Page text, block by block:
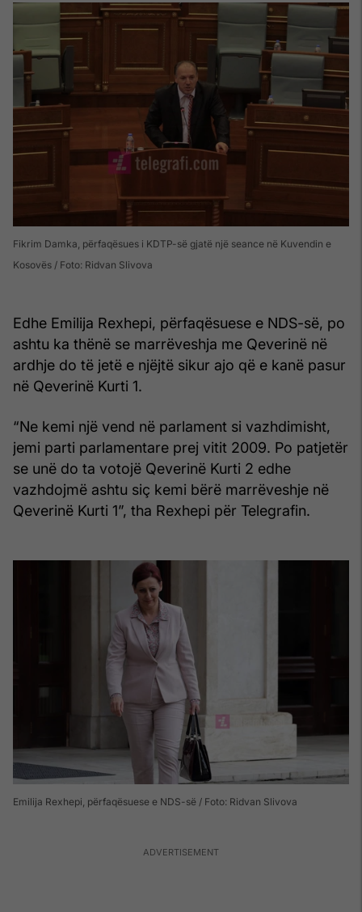
Fikrim Damka, përfaqësues i KDTP-së gjatë një seance në Kuvendin e
Kosovës / Foto: Ridvan Slivova
Edhe Emilija Rexhepi, përfaqësuese e NDS-së, po
ashtu ka thënë se marrëveshja me Qeverinë në
ardhje do të jetë e njëjtë sikur ajo që e kanë pasur
në Qeverinë Kurti 1.
“Ne kemi një vend në parlament si vazhdimisht,
jemi parti parlamentare prej vitit 2009. Po patjetër
se unë do ta votojë Qeverinë Kurti 2 edhe
vazhdojmë ashtu siç kemi bërë marrëveshje në
Qeverinë Kurti 1”, tha Rexhepi për Telegrafin.
Emilija Rexhepi, përfaqësuese e NDS-së / Foto: Ridvan Slivova